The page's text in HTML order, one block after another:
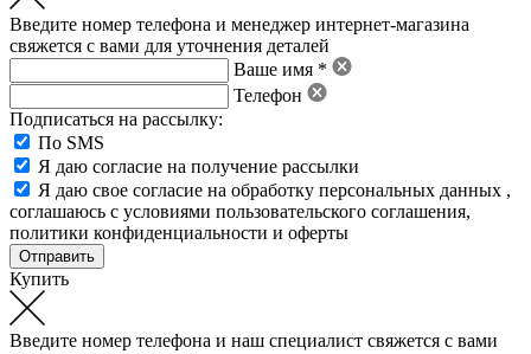
Введите номер телефона и менеджер интернет-магазина
свяжется с вами для уточнения деталей
Ваше имя *
Телефон
Подписаться на рассылку:
По SMS
Я даю согласие на получение рассылки
Я даю свое согласие на обработку персональных данных ,
соглашаюсь с условиями пользовательского соглашения,
политики конфиденциальности и оферты
Купить
Введите номер телефона и наш специалист свяжется с вами